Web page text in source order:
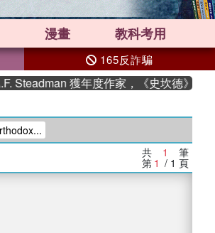
漫畫 教科考用
165反詐騙
獲年度作家，《史坎德》系列
共 1 筆
第 1 / 1 頁